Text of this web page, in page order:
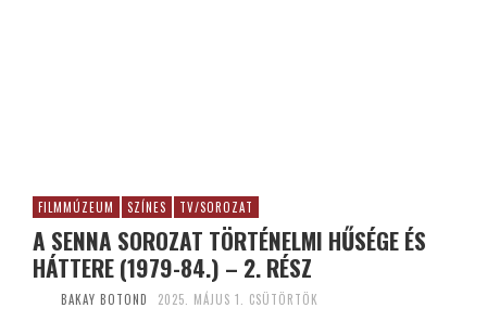
FILMMÚZEUM SZÍNES TV/SOROZAT
A SENNA SOROZAT TÖRTÉNELMI HŰSÉGE ÉS
HÁTTERE (1979-84.) – 2. RÉSZ
BAKAY BOTOND 2025. MÁJUS 1. CSÜTÖRTÖK